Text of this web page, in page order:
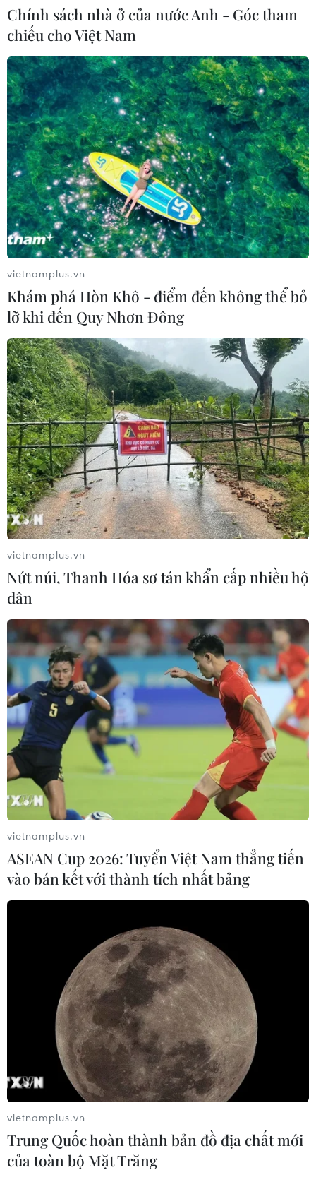
TIN CÙNG CHUYÊN MỤC
Naver và NVIDIA tăng tốc xây dựng
“Nhà máy AI,” hướng tới doanh thu
từ năm 2027
07/08/2026 13:01
Sân chơi học đường giúp học sinh
rèn kỹ năng sống qua từng bước
Chính sách nhà ở của nước Anh - Góc tham
chiếu cho Việt Nam
vietnamplus.vn
Khám phá Hòn Khô - điểm đến không thể bỏ
lỡ khi đến Quy Nhơn Đông
vietnamplus.vn
Nứt núi, Thanh Hóa sơ tán khẩn cấp nhiều hộ
dân
vietnamplus.vn
ASEAN Cup 2026: Tuyển Việt Nam thẳng tiến
vào bán kết với thành tích nhất bảng
vietnamplus.vn
Trung Quốc hoàn thành bản đồ địa chất mới
của toàn bộ Mặt Trăng